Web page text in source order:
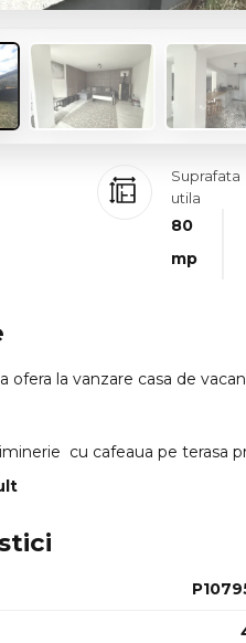
Suprafata
utila
80
mp
ofera la vanzare casa de
cu cafeaua pe terasa
mp